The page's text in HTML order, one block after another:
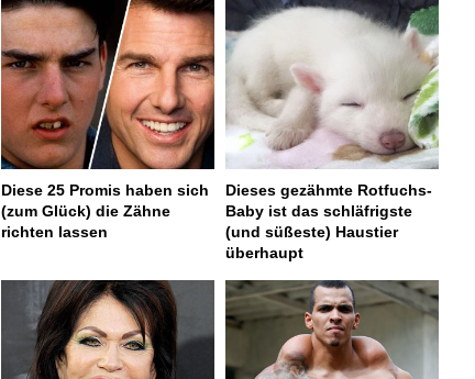
Diese 25 Promis haben sich
(zum Glück) die Zähne
richten lassen
Dieses gezähmte Rotfuchs-
Baby ist das schläfrigste
(und süßeste) Haustier
überhaupt